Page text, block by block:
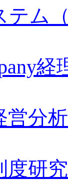
テム
営分析
度研究